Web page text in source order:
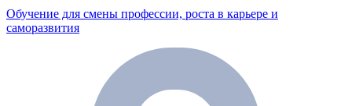
Обучение для смены профессии, роста в карьере и
саморазвития